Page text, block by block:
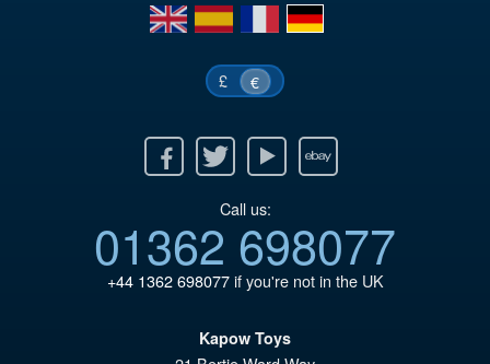
en
es fr de
£ €
Twitter Youtube Ebay
Call us:
01362 698077
+44 1362 698077if you're not in the UK
Kapow Toys